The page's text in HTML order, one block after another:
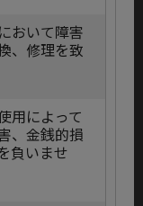
おいて障害
、修理を致
用によって
、金銭的損
負いませ